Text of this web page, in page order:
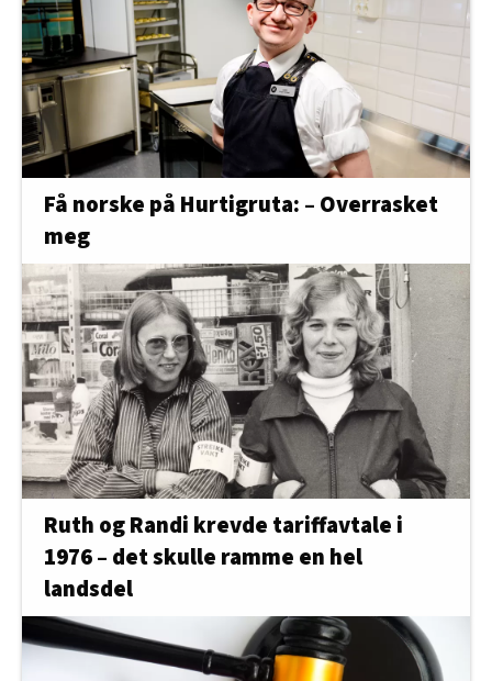
Få norske på Hurtigruta: – Overrasket
meg
Ruth og Randi krevde tariffavtale i
1976 – det skulle ramme en hel
landsdel